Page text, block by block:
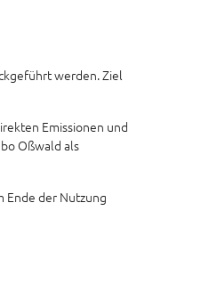
werden. Ziel
Emissionen und
Oßwald als
Ende der Nutzung